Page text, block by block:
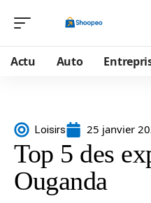
Actu Auto
Loisirs 25 janvier
Top 5 des
Ouganda